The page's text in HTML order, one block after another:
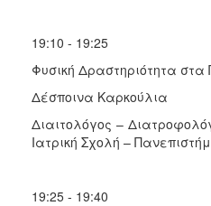
19:10 - 19:25
Φυσική Δραστηριότητα στα
Δέσποινα Καρκούλια
Διαιτολόγος –
Ιατρική Σχολή –
19:25 - 19:40